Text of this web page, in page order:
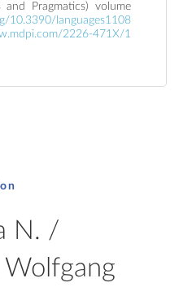
and Pragmatics) volume
10.3390/languages1108
2226-471X/1
N. /
Wolfgang